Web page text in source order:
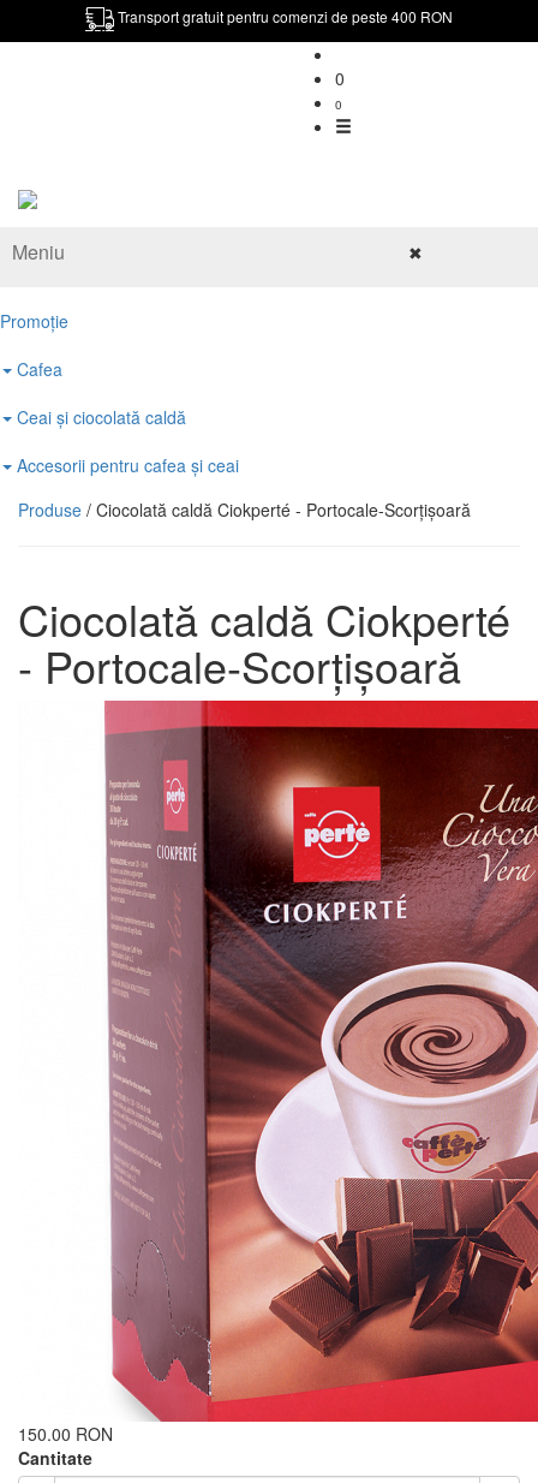
Transport gratuit pentru comenzi de peste 400 RON
0
0
Meniu ✖
Promoție
Cafea
Ceai și ciocolată caldă
Accesorii pentru cafea și ceai
Produse / Ciocolată caldă Ciokperté - Portocale-Scorțișoară
Ciocolată caldă Ciokperté
- Portocale-Scorțișoară
150.00 RON
Cantitate